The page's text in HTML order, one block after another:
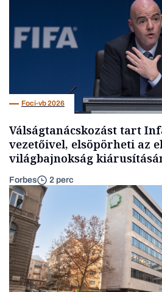
Foci-vb 2026
Válságtanácskozást tart
vezetőivel, elsöpörheti az
világbajnokság
Forbes 2 perc